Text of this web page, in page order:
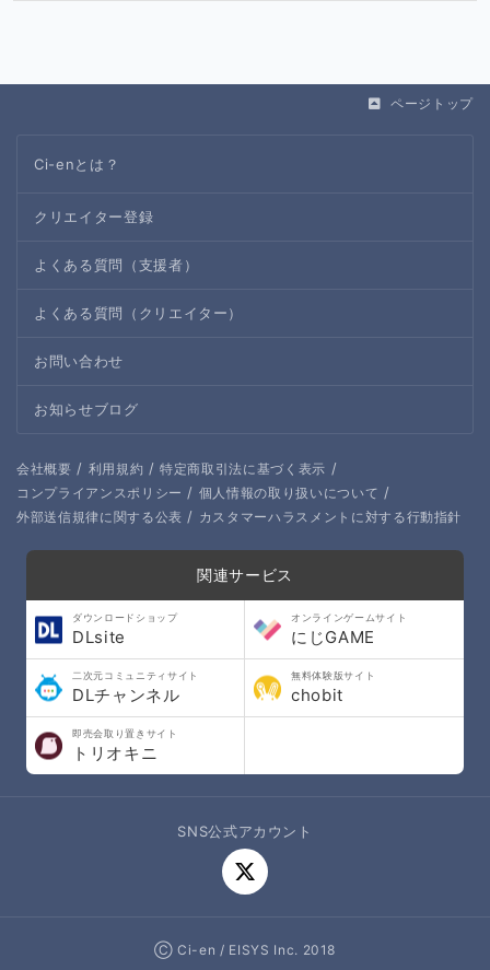
ページトップ
Ci-enとは？
クリエイター登録
よくある質問（支援者）
よくある質問（クリエイター）
お問い合わせ
お知らせブログ
会社概要 / 利用規約 / 特定商取引法に基づく表示 /
コンプライアンスポリシー / 個人情報の取り扱いについて /
外部送信規律に関する公表 / カスタマーハラスメントに対する行動指針
関連サービス
ダウンロードショップ
DLsite
オンラインゲームサイト
にじGAME
二次元コミュニティサイト
DLチャンネル
無料体験版サイト
chobit
即売会取り置きサイト
トリオキニ
SNS公式アカウント
Ⓒ Ci-en / EISYS Inc. 2018